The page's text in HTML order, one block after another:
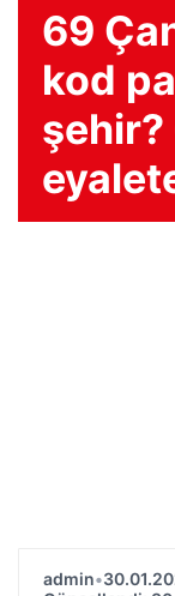
69
kod
şehir?
admin•